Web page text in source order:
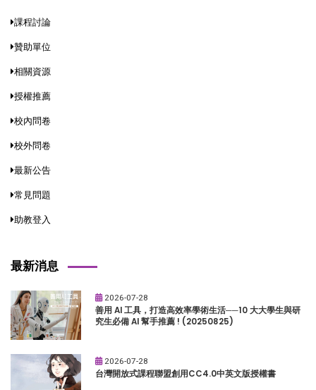
課程討論
贊助單位
相關資源
授權推薦
校內問卷
校外問卷
最新公告
常見問題
助教登入
最新消息
2026-07-28
善用 AI 工具，打造高效率學術生活──10 大大學生與研
究生必備 AI 幫手推薦 ! (20250825)
2026-07-28
台灣開放式課程聯盟創用CC4.0中英文版授權書